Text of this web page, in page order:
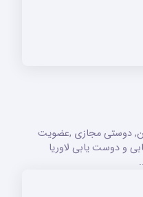
دوستی مجازی ,عضویت
و دوست یابی لاوریا